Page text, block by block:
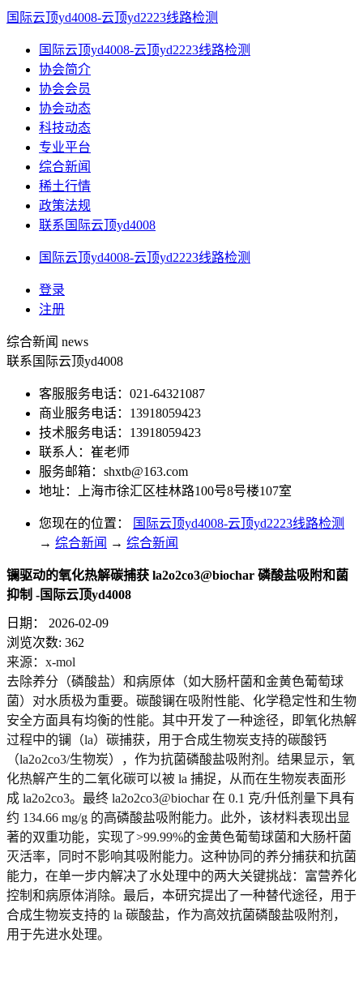
国际云顶yd4008-云顶yd2223线路检测
国际云顶yd4008-云顶yd2223线路检测
协会简介
协会会员
协会动态
科技动态
专业平台
综合新闻
稀土行情
政策法规
联系国际云顶yd4008
国际云顶yd4008-云顶yd2223线路检测
登录
注册
综合新闻 news
联系国际云顶yd4008
客服服务电话：021-64321087
商业服务电话：13918059423
技术服务电话：13918059423
联系人：崔老师
服务邮箱： shxtb@163.com
地址：上海市徐汇区桂林路100号8号楼107室
您现在的位置：
国际云顶yd4008-云顶yd2223线路检测
→ 综合新闻 → 综合新闻
镧驱动的氧化热解碳捕获 la2o2co3@biochar 磷酸盐吸附和菌
抑制 -国际云顶yd4008
日期：
2026-02-09
浏览次数: 362
来源：x-mol
去除养分（磷酸盐）和病原体（如大肠杆菌和金黄色葡萄球
菌）对水质极为重要。 碳酸镧在吸附性能、化学稳定性和生物
安全方面具有均衡的性能。其中开发了一种途径，即氧化热解
过程中的镧（la）碳捕获，用于合成生物炭支持的碳酸钙
（la2o2co3/生物炭），作为抗菌磷酸盐吸附剂。结果显示，氧
化热解产生的二氧化碳可以被 la 捕捉，从而在生物炭表面形
成 la2o2co3。最终 la2o2co3@biochar 在 0.1 克/升低剂量下具有
约 134.66 mg/g 的高磷酸盐吸附能力。此外，该材料表现出显
著的双重功能，实现了>99.99%的金黄色葡萄球菌和大肠杆菌
灭活率，同时不影响其吸附能力。这种协同的养分捕获和抗菌
能力，在单一步内解决了水处理中的两大关键挑战：富营养化
控制和病原体消除。最后，本研究提出了一种替代途径，用于
合成生物炭支持的 la 碳酸盐，作为高效抗菌磷酸盐吸附剂，
用于先进水处理。